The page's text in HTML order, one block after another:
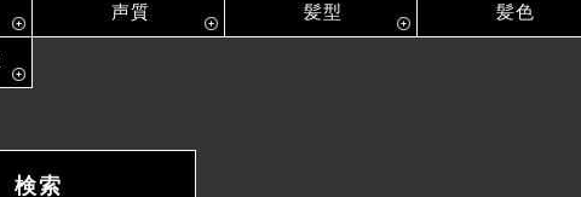
声質 髪型 髪色